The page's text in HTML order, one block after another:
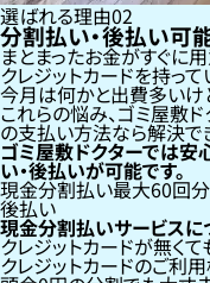
選ばれる理由02
分割払い・後払い可能
まとまったお金がすぐに
クレジットカードを持って
今月は何かと出費多いけ
これらの悩み、ゴミ屋敷
の支払い方法なら解決で
ゴミ屋敷ドクターでは安
い・後払いが可能です。
現金分割払い最大60回
後払い
現金分割払いサービスに
クレジットカードが無くて
クレジットカードのご利